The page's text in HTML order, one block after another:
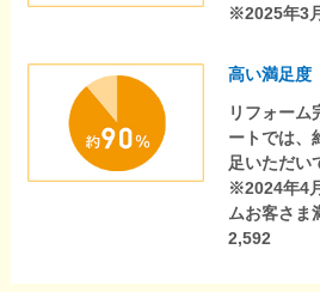
※2025年3
高い満足度
リフォーム
ートでは、
足いただい
※2024年4
ムお客さま
2,592